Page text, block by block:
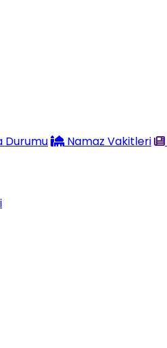
Durumu Namaz Vakitleri